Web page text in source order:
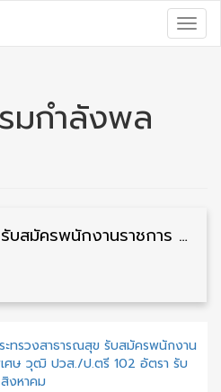
มกำลังพล
กรมกำลังพลทหารบก รับสมัครพนักงานราชการ วุฒิ ม.3/ปวช./ป.ตรี ชาย/หญิง 6 อัตรา รับสมัคร 9 – 20 มีนาคม
ทรวงสาธารณสุข รับสมัครพนักงาน
เศษ วุฒิ ปวส./ป.ตรี 102 อัตรา รับ
งหาคม